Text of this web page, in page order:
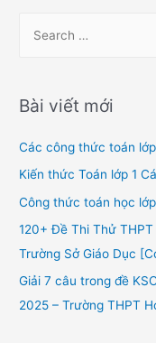
r
h
f
o
Bài viết mới
Các công thức toán
Kiến thức Toán lớp 1
Công thức toán học
120+ Đề Thi Thử
Trường Sở Giáo Dục
Giải 7 câu trong đề
2025 – Trường THPT